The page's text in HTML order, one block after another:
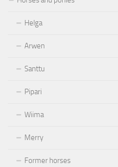
Helga
Arwen
Santtu
Pipari
Wiima
Merry
Former horses